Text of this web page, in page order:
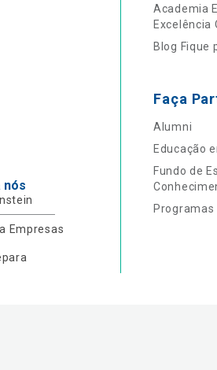
nós
Empresas
Academia
Excelência
Blog Fique
Faça
Alumni
Educação
Fundo de
Programas